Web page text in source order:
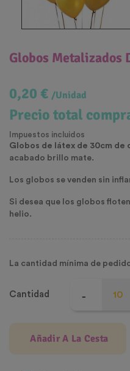
Globos Metalizados
0,20 € /Unidad
Precio total
Impuestos incluidos
Globos de látex de 30cm de
acabado brillo mate.
Los globos se venden sin
Si desea que los globos
helio.
La cantidad mínima de
Cantidad
Añadir A La Cesta